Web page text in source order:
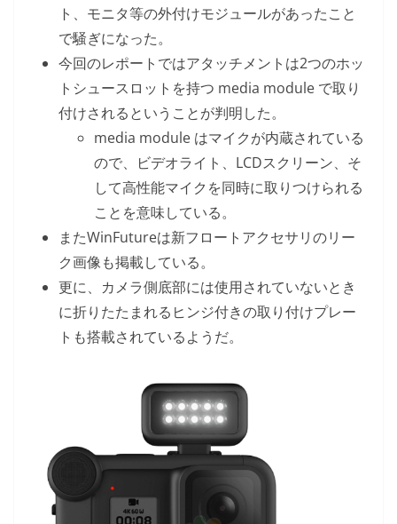
ト、モニタ等の外付けモジュールがあったこと
で騒ぎになった。
今回のレポートではアタッチメントは2つのホッ
トシュースロットを持つ media module で取り
付けされるということが判明した。
media module はマイクが内蔵されている
ので、ビデオライト、LCDスクリーン、そ
して高性能マイクを同時に取りつけられる
ことを意味している。
またWinFutureは新フロートアクセサリのリー
ク画像も掲載している。
更に、カメラ側底部には使用されていないとき
に折りたたまれるヒンジ付きの取り付けプレー
トも搭載されているようだ。